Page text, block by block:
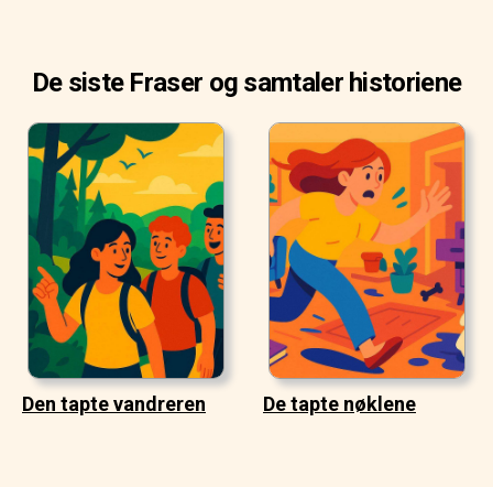
De siste Fraser og samtaler historiene
Den tapte vandreren De tapte nøklene